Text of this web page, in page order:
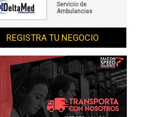
Servicio de
Ambulancias
REGISTRA TU NEGOCIO